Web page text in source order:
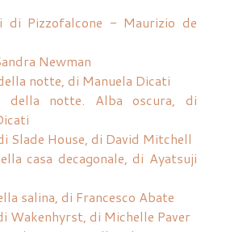
di Pizzofalcone - Maurizio de
Newman
notte, di Manuela Dicati
della notte. Alba oscura, di
Slade House, di David Mitchell
casa decagonale, di Ayatsuji
salina, di Francesco Abate
Wakenhyrst, di Michelle Paver